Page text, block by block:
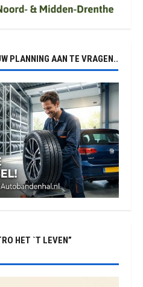
PLANNING AAN TE VRAGEN..
HET `T LEVEN”